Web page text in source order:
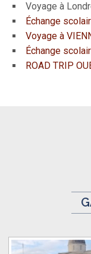
Voyage à
Échange
Voyage à
Échange
ROAD TRIP